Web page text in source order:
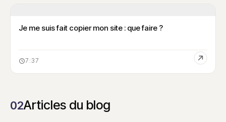
Je me suis fait copier mon site : que faire ?
7:37
02Articles du blog